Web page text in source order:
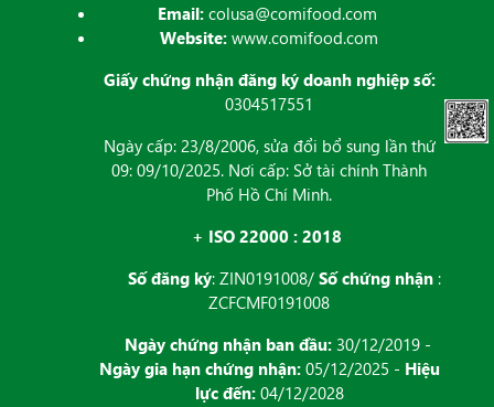
Email:colusa@comifood.com
Website: www.comifood.com
Giấy chứng nhận đăng ký doanh nghiệp số:
0304517551
Ngày cấp: 23/8/2006, sửa đổi bổ sung lần thứ
09: 09/10/2025. Nơi cấp: Sở tài chính Thành
Phố Hồ Chí Minh.
+ ISO 22000 : 2018
Số đăng ký: ZIN0191008/ Số chứng nhận :
ZCFCMF0191008
Ngày chứng nhận ban đầu: 30/12/2019 -
Ngày gia hạn chứng nhận:05/12/2025 - Hiệu
lực đến:04/12/2028